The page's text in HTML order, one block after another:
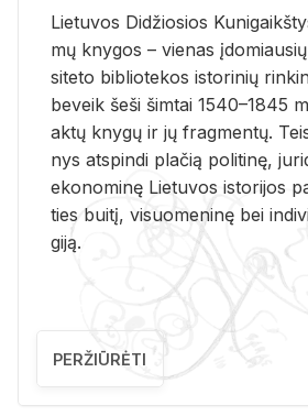
Lie­tu­vos Di­džio­sios
mų kny­gos – vie­nas
si­te­to bi­b­lio­te­kos is­to­ri­nių
be­veik šeši šim­tai 1540–1845
aktų kny­gų ir jų frag­men­tų.
nys at­spin­di pla­čią po­li­ti­nę,
eko­no­mi­nę Lie­tu­vos is­to­ri­jos
ties bui­tį, vi­suo­me­ni­nę bei
gi­ją.
PERŽIŪRĖTI